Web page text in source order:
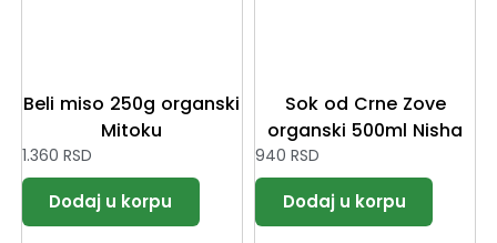
Beli miso 250g organski
Mitoku
1.360 RSD
Sok od Crne Zove
organski 500ml Nisha
940 RSD